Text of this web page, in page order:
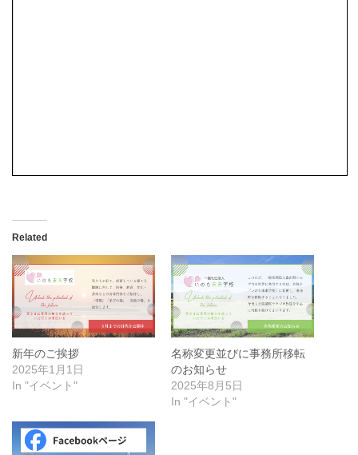
Related
新年のご挨拶
2025年1月1日
In "イベント"
名称変更並びに事務所移転
のお知らせ
2025年8月5日
In "イベント"